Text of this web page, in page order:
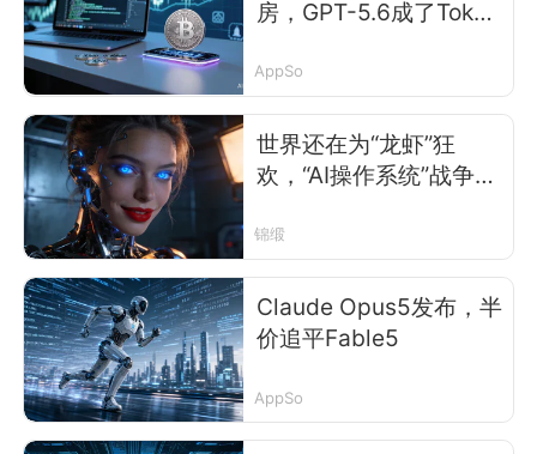
房，GPT-5.6成了Token
AppSo
世界还在为“龙虾”狂
欢，“AI操作系统”战争已
锦缎
Claude Opus5发布，半
价追平Fable5
AppSo